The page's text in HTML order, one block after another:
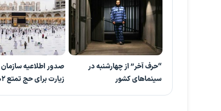
“حرف آخر” از چهارشنبه در
سینماهای کشور
صدور اطلاعیه
زیارت برای حج تمتع ۱۴۰۲